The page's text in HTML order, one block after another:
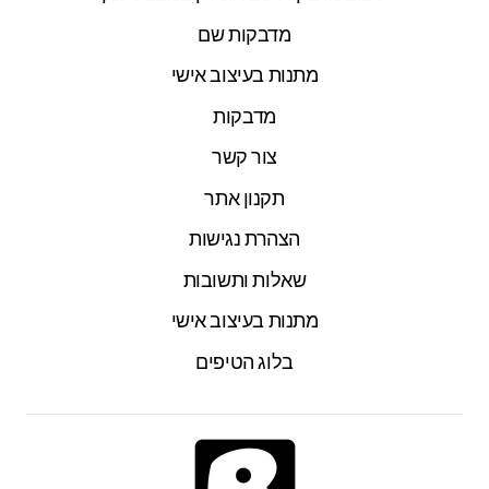
מדבקות שם
מתנות בעיצוב אישי
מדבקות
צור קשר
תקנון אתר
הצהרת נגישות
שאלות ותשובות
מתנות בעיצוב אישי
בלוג הטיפים